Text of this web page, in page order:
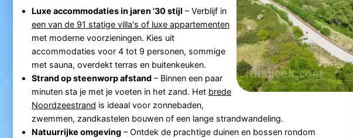
Luxe accommodaties in jaren '30 stijl – Verblijf in
een van de 91 statige villa's of luxe appartementen
met moderne voorzieningen. Kies uit
accommodaties voor 4 tot 9 personen, sommige
met sauna, overdekt terras en buitenkeuken.
Strand op steenworp afstand– Binnen een paar
minuten sta je met je voeten in het zand. Het brede
Noordzeestrand is ideaal voor zonnebaden,
zwemmen, zandkastelen bouwen of een lange strandwandeling.
Natuurrijke omgeving– Ontdek de prachtige duinen en bossen rondom